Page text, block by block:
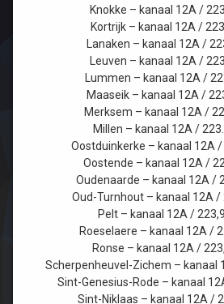
Knokke – kanaal 12A /
Kortrijk – kanaal 12A /
Lanaken – kanaal 12A /
Leuven – kanaal 12A /
Lummen – kanaal 12A /
Maaseik – kanaal 12A /
Merksem – kanaal 12A /
Millen – kanaal 12A /
Oostduinkerke – kanaal 12A /
Oostende – kanaal 12A /
Oudenaarde – kanaal 12A /
Oud-Turnhout – kanaal 12A /
Pelt – kanaal 12A /
Roeselaere – kanaal 12A /
Ronse – kanaal 12A /
Scherpenheuvel-Zichem – kanaal
Sint-Genesius-Rode – kanaal
Sint-Niklaas – kanaal 12A /